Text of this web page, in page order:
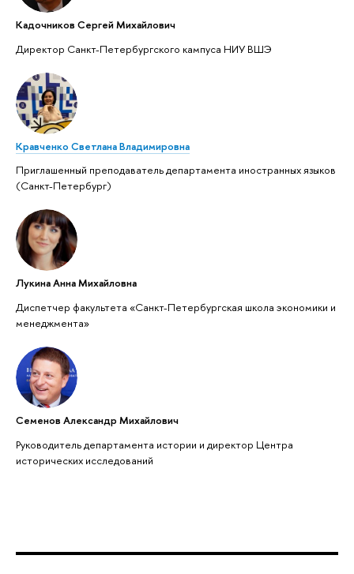
Кадочников Сергей Михайлович
Директор Санкт-Петербургского кампуса НИУ ВШЭ
Кравченко Светлана Владимировна
Приглашенный преподаватель департамента иностранных языков
(Санкт-Петербург)
Лукина Анна Михайловна
Диспетчер факультета «Санкт-Петербургская школа экономики и
менеджмента»
Семенов Александр Михайлович
Руководитель департамента истории и директор Центра
исторических исследований